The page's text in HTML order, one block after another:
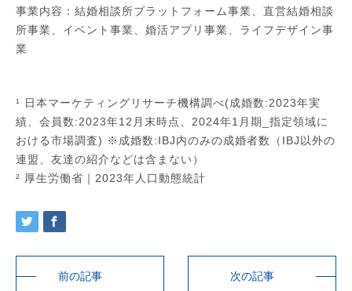
事業内容：結婚相談所プラットフォーム事業、直営結婚相談
所事業、イベント事業、婚活アプリ事業、ライフデザイン事
業
¹ 日本マーケティングリサーチ機構調べ(成婚数:2023年実
績、会員数:2023年12月末時点、2024年1月期_指定領域に
おける市場調査) ※成婚数:IBJ内のみの成婚者数（IBJ以外の
連盟、友達の紹介などは含まない）
² 厚生労働省｜2023年人口動態統計
前の記事 次の記事